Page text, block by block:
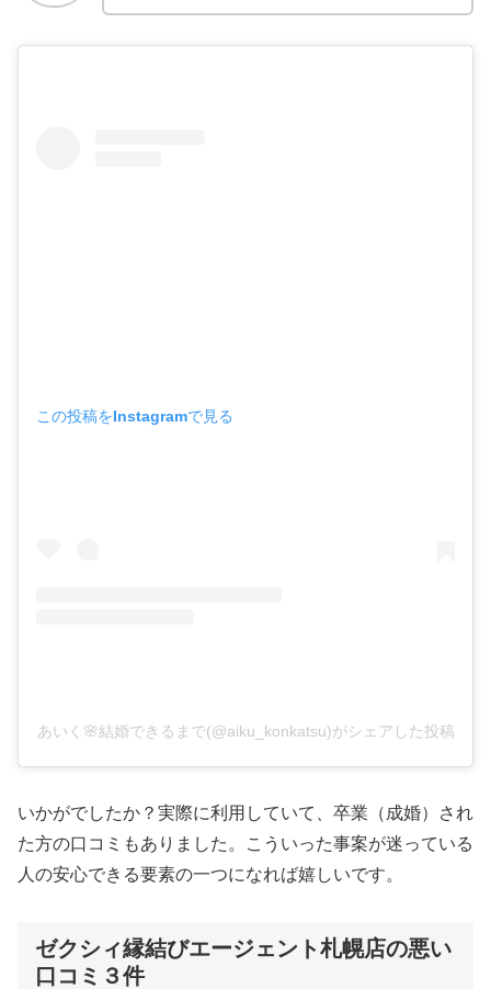
この投稿をInstagramで見る
あいく🌸結婚できるまで(@aiku_konkatsu)がシェアした投稿
いかがでしたか？実際に利用していて、卒業（成婚）され
た方の口コミもありました。こういった事案が迷っている
人の安心できる要素の一つになれば嬉しいです。
ゼクシィ縁結びエージェント札幌店の悪い
口コミ３件